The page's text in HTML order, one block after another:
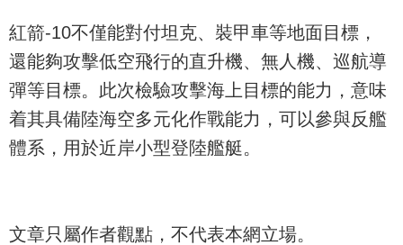
紅箭-10不僅能對付坦克、裝甲車等地面目標，
還能夠攻擊低空飛行的直升機、無人機、巡航導
彈等目標。此次檢驗攻擊海上目標的能力，意味
着其具備陸海空多元化作戰能力，可以參與反艦
體系，用於近岸小型登陸艦艇。
文章只屬作者觀點，不代表本網立場。